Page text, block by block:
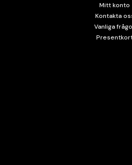
Mitt konto
Kontakta
Vanliga